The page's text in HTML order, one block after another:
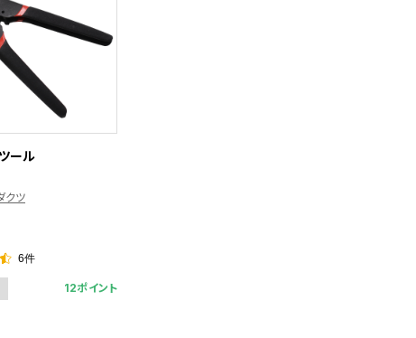
ール
クツ
6件
12ポイント